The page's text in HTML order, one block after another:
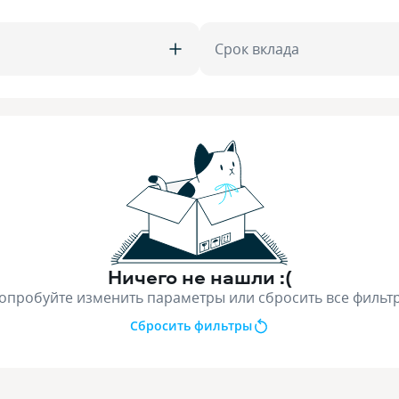
Срок вклада
Ничего не нашли :(
изменить параметры или сбросить все
Сбросить фильтры